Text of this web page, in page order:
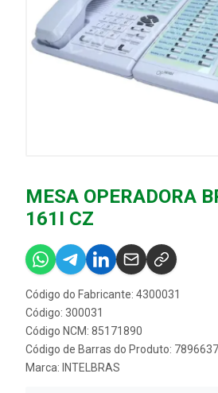
MESA OPERADORA
161I CZ
Código do Fabricante: 4300031
Código: 300031
Código NCM: 85171890
Código de Barras do Produto:
Marca: INTELBRAS